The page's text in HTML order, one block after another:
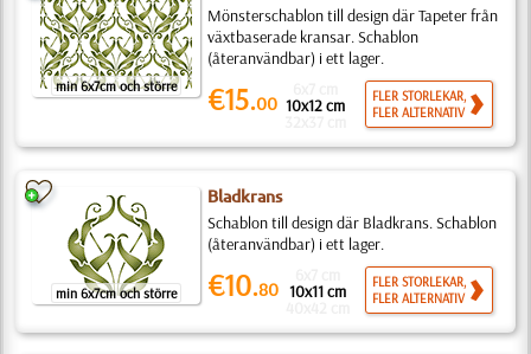
min 6x7cm och större
Mönsterschablon till design där Tapeter från
växtbaserade kransar. Schablon
(återanvändbar) i ett lager.
€15.00 10x12 cm
FLER STORLEKAR,
FLER ALTERNATIV
min 6x7cm och större
Bladkrans
Schablon till design där Bladkrans. Schablon
(återanvändbar) i ett lager.
€10.80 10x11 cm
FLER STORLEKAR,
FLER ALTERNATIV